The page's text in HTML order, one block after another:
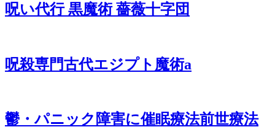
呪い代行 黒魔術 薔薇十字団
呪殺専門古代エジプト魔術a
鬱・パニック障害に催眠療法前世療法